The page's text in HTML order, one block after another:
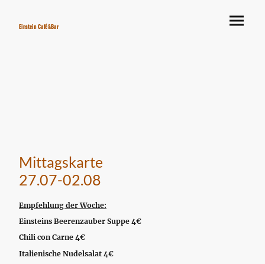
Einstein Café&Bar
Mittagskarte
27.07-02.08
Empfehlung der Woche:
Einsteins Beerenzauber Suppe 4€
Chili con Carne 4€
Italienische Nudelsalat 4€